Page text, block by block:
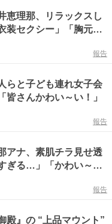
恵理那、リラックスし
装セクシー」「胸元が
すが、お美しい」など
報告
らと子ども連れ女子会
皆さんかわい～い！」
報告
アナ、素肌チラ見せ透
ぎる…」「かわい～
報告
殿』の “上品マウント”